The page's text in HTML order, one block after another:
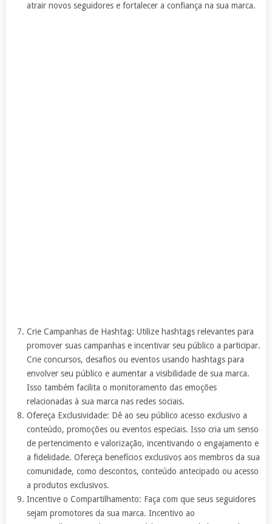
atrair novos seguidores e fortalecer a confiança na sua marca.
Crie Campanhas de Hashtag: Utilize hashtags relevantes para
promover suas campanhas e incentivar seu público a participar.
Crie concursos, desafios ou eventos usando hashtags para
envolver seu público e aumentar a visibilidade de sua marca.
Isso também facilita o monitoramento das emoções
relacionadas à sua marca nas redes sociais.
Ofereça Exclusividade: Dê ao seu público acesso exclusivo a
conteúdo, promoções ou eventos especiais. Isso cria um senso
de pertencimento e valorização, incentivando o engajamento e
a fidelidade. Ofereça benefícios exclusivos aos membros da sua
comunidade, como descontos, conteúdo antecipado ou acesso
a produtos exclusivos.
Incentive o Compartilhamento: Faça com que seus seguidores
sejam promotores da sua marca. Incentivo ao